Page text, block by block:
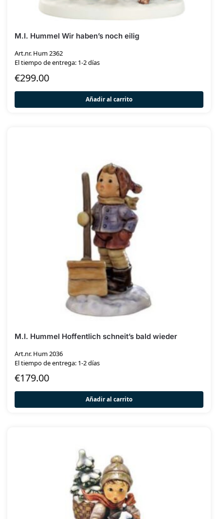
M.I. Hummel Wir haben’s noch eilig
Art.nr. Hum 2362
El tiempo de entrega: 1-2 días
€299.00
Añadir al carrito
M.I. Hummel Hoffentlich schneit’s bald wieder
Art.nr. Hum 2036
El tiempo de entrega: 1-2 días
€179.00
Añadir al carrito